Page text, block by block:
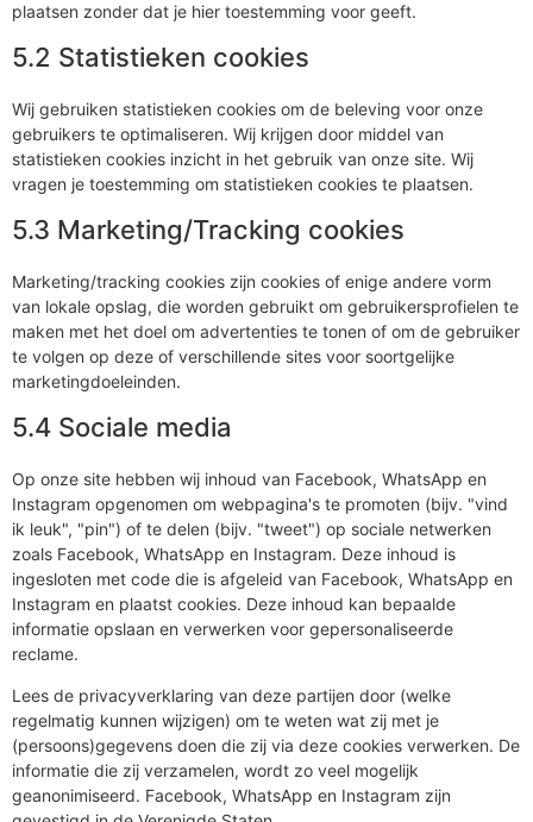
plaatsen zonder dat je hier toestemming voor geeft.
5.2 Statistieken cookies
Wij gebruiken statistieken cookies om de beleving voor onze
gebruikers te optimaliseren. Wij krijgen door middel van
statistieken cookies inzicht in het gebruik van onze site. Wij
vragen je toestemming om statistieken cookies te plaatsen.
5.3 Marketing/Tracking cookies
Marketing/tracking cookies zijn cookies of enige andere vorm
van lokale opslag, die worden gebruikt om gebruikersprofielen te
maken met het doel om advertenties te tonen of om de gebruiker
te volgen op deze of verschillende sites voor soortgelijke
marketingdoeleinden.
5.4 Sociale media
Op onze site hebben wij inhoud van Facebook, WhatsApp en
Instagram opgenomen om webpagina's te promoten (bijv. "vind
ik leuk", "pin") of te delen (bijv. "tweet") op sociale netwerken
zoals Facebook, WhatsApp en Instagram. Deze inhoud is
ingesloten met code die is afgeleid van Facebook, WhatsApp en
Instagram en plaatst cookies. Deze inhoud kan bepaalde
informatie opslaan en verwerken voor gepersonaliseerde
reclame.
Lees de privacyverklaring van deze partijen door (welke
regelmatig kunnen wijzigen) om te weten wat zij met je
(persoons)gegevens doen die zij via deze cookies verwerken. De
informatie die zij verzamelen, wordt zo veel mogelijk
geanonimiseerd. Facebook, WhatsApp en Instagram zijn